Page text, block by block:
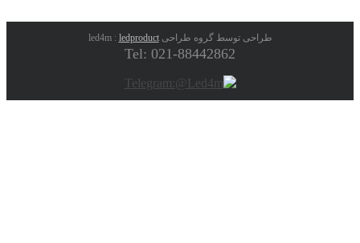
طراحی توسط گروه طراحی led4m :ledproduct
Tel: 021-88442862